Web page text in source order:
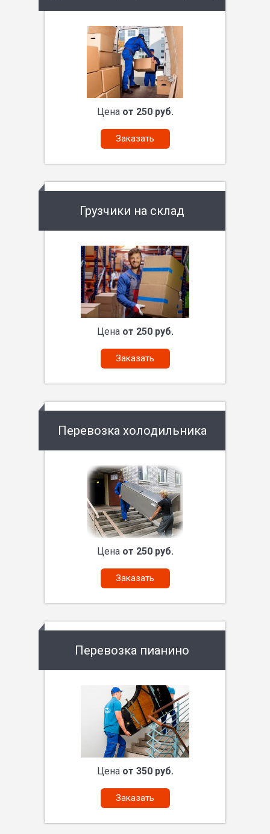
Цена от 250 руб.
Заказать
Грузчики на склад
Цена от 250 руб.
Заказать
Перевозка холодильника
Цена от 250 руб.
Заказать
Перевозка пианино
Цена от 350 руб.
Заказать